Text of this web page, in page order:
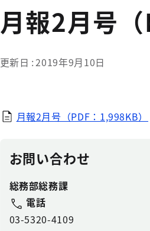
月報2月号（
更新日 2019年9月10日
月報2月号（PDF：1,998KB）
お問い合わせ
総務部総務課
電話
03-5320-4109